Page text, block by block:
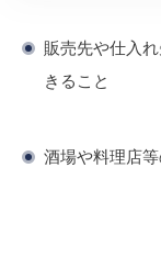
販売先や仕入
きること
酒場や料理店